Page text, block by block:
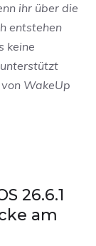
ihr über die
entstehen
keine
WakeUp
26.6.1
am